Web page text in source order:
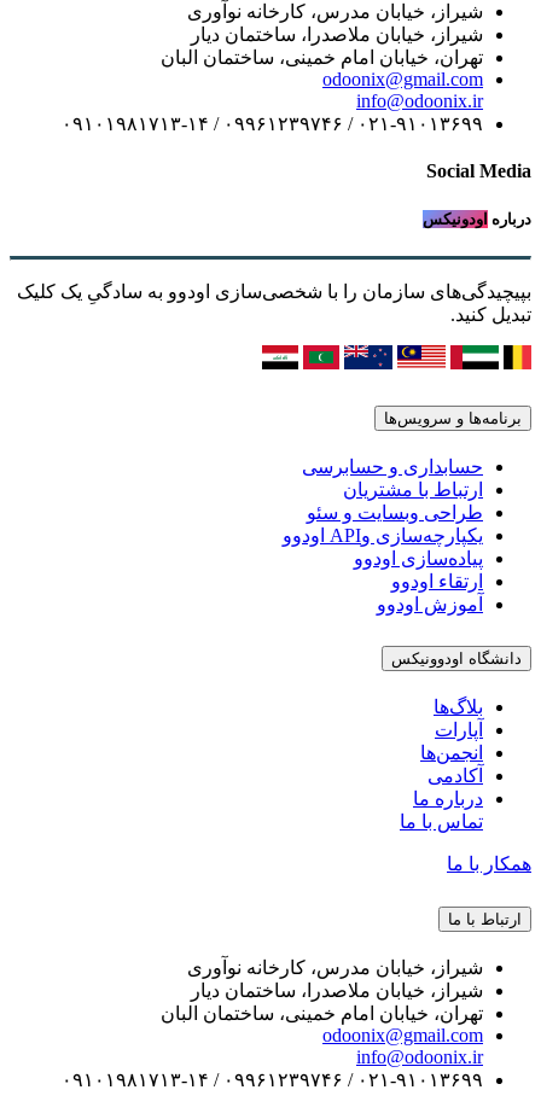
شیراز، خیابان مدرس، کارخانه نوآوری
شیراز، خیابان ملاصدرا، ساختمان دیار
تهران، خیابان امام خمینی، ساختمان البان
odoonix@gmail.com
info@odoonix.ir
۰۲۱-۹۱۰۱۳۶۹۹ / ۰۹۹۶۱۲۳۹۷۴۶ / ۰۹۱۰۱۹۸۱۷۱۳-۱۴
Social Media
درباره اودونیکس
بپیچیدگی‌های سازمان را با شخصی‌سازی اودوو به سادگیِ یک کلیک
تبدیل کنید.
برنامه‌ها و سرویس‌ها
حسابداری و حسابرسی
ارتباط با مشتریان
طراحی وبسایت و سئو
یکپارچه‌سازی وAPI اودوو
پیاده‌سازی اودوو
ارتقاء اودوو
آموزش اودوو
دانشگاه اودوونیکس
بلاگ‌ها
آپارات
انجمن‌ها
آکادمی
درباره ما
تماس با ما
همکار با ما
ارتباط با ما
شیراز، خیابان مدرس، کارخانه نوآوری
شیراز، خیابان ملاصدرا، ساختمان دیار
تهران، خیابان امام خمینی، ساختمان البان
odoonix@gmail.com
info@odoonix.ir
۰۲۱-۹۱۰۱۳۶۹۹ / ۰۹۹۶۱۲۳۹۷۴۶ / ۰۹۱۰۱۹۸۱۷۱۳-۱۴